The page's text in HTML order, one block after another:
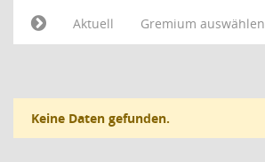
Aktuell
Gremium auswählen
Keine Daten gefunden.